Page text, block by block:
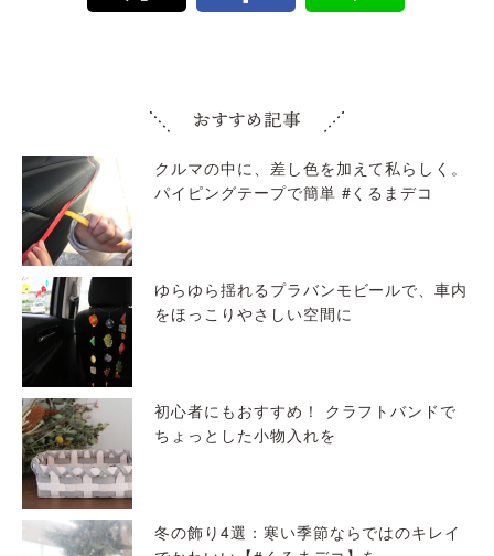
クルマの中に、差し色を加えて私らしく。
パイピングテープで簡単 #くるまデコ
ゆらゆら揺れるプラバンモビールで、車内
をほっこりやさしい空間に
初心者にもおすすめ！ クラフトバンドで
ちょっとした小物入れを
冬の飾り4選：寒い季節ならではのキレイ